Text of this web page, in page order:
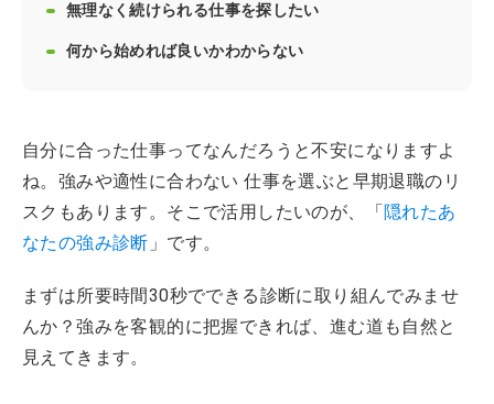
無理なく続けられる仕事を探したい
何から始めれば良いかわからない
自分に合った仕事ってなんだろうと不安になりますよ
ね。強みや適性に合わない 仕事を選ぶと早期退職のリ
スクもあります。そこで活用したいのが、「隠れたあ
なたの強み診断 」です。
まずは所要時間30秒でできる診断に取り組んでみませ
んか？強みを客観的に把握できれば、進む道も自然と
見えてきます。